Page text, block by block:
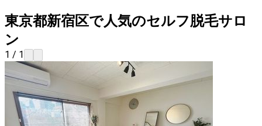
東京都新宿区で人気のセルフ脱毛サロ
ン
1 / 1